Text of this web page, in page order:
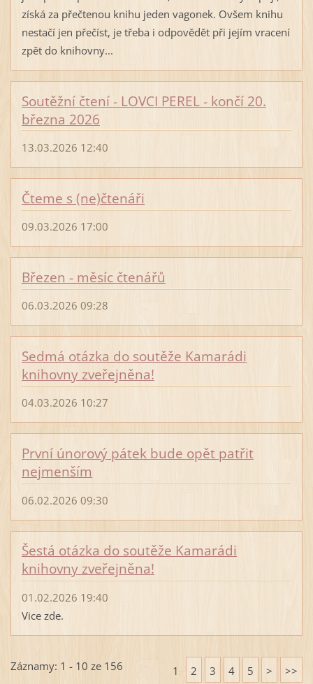
získá za přečtenou knihu jeden vagonek. Ovšem knihu
nestačí jen přečíst, je třeba i odpovědět při jejím vracení
zpět do knihovny...
Soutěžní čtení - LOVCI PEREL - končí 20.
března 2026
13.03.2026 12:40
Čteme s (ne)čtenáři
09.03.2026 17:00
Březen - měsíc čtenářů
06.03.2026 09:28
Sedmá otázka do soutěže Kamarádi
knihovny zveřejněna!
04.03.2026 10:27
První únorový pátek bude opět patřit
nejmenším
06.02.2026 09:30
Šestá otázka do soutěže Kamarádi
knihovny zveřejněna!
01.02.2026 19:40
Vice zde.
Záznamy: 1 - 10 ze 156 1 2 3 4 5 > >>